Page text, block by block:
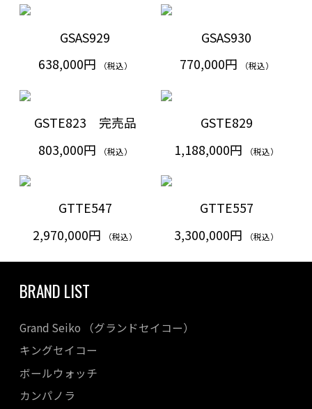
GSAS929
638,000円
（税込）
GSAS930
770,000円
（税込）
GSTE823 完売品
803,000円
（税込）
GSTE829
1,188,000円
（税込）
GTTE547
2,970,000円
（税込）
GTTE557
3,300,000円
（税込）
BRAND LIST
Grand Seiko （グランドセイコー）
キングセイコー
ボールウォッチ
カンパノラ